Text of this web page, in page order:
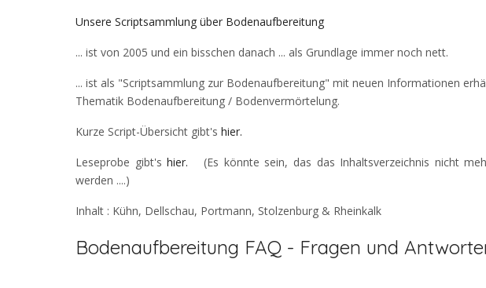
Unsere Scriptsammlung über Bodenaufbereitung
... ist von 2005 und ein bisschen danach ... als Grundlage immer noch nett.
... ist als "Scriptsammlung zur Bodenaufbereitung" mit neuen Informationen
Thematik Bodenaufbereitung / Bodenvermörtelung.
Kurze Script-Übersicht gibt's hier.
Leseprobe gibt'shier. (Es könnte sein, das das Inhaltsverzeichnis nicht
werden ....)
Inhalt : Kühn, Dellschau, Portmann, Stolzenburg & Rheinkalk
Bodenaufbereitung FAQ - Fragen und